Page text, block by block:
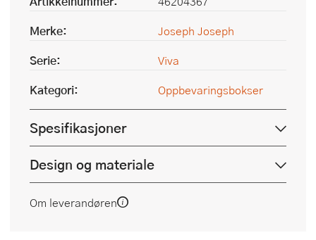
Merke:
Joseph Joseph
Serie:
Viva
Kategori:
Oppbevaringsbokser
Spesifikasjoner
Design og materiale
Om leverandøren